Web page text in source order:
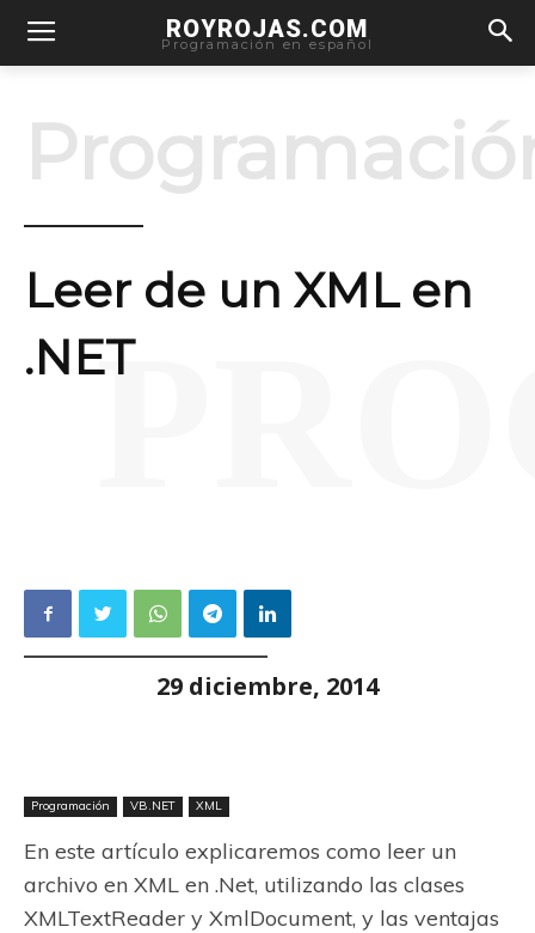
ROYROJAS.COM
Programación en español
Leer de un XML en
.NET
29 diciembre, 2014
Programación VB.NET XML
En este artículo explicaremos como leer un
archivo en XML en .Net, utilizando las clases
XMLTextReader y XmlDocument, y las ventajas